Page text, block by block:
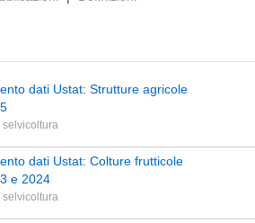
dati Ustat: Strutture agricole
selvicoltura
dati Ustat: Colture frutticole
e 2024
selvicoltura